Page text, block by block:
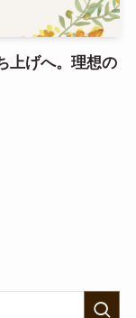
上げへ。理想の